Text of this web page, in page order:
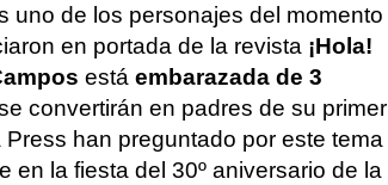
uno de los personajes del momento
en portada de la revista ¡Hola!
está embarazada de 3
convertirán en padres de su primer
han preguntado por este tema
en la fiesta del 30º aniversario de la